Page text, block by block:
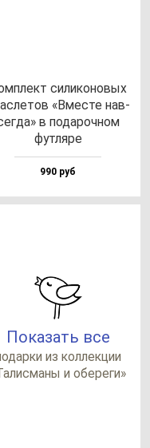
си­ли­ко­но­вых
«Вмес­те нав­
в по­да­роч­ном
фут­ля­ре
990 руб
Показать все
из кол­лек­ции
и обе­ре­ги»